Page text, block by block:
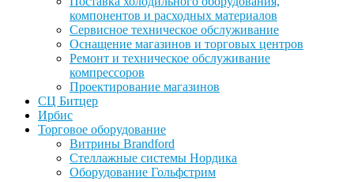
компонентов и расходных материалов
Сервисное техническое обслуживание
Оснащение магазинов и торговых центров
Ремонт и техническое обслуживание
компрессоров
Проектирование магазинов
СЦ Битцер
Ирбис
Торговое оборудование
Витрины Brandford
Стеллажные системы Нордика
Оборудование Гольфстрим